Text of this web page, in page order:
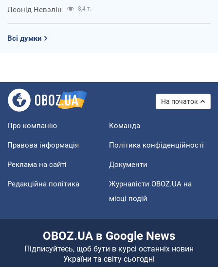
Леонід Невзлін 8,4 т.
Всі думки
На початок
Про компанію Команда
Правова інформація Політика конфіденційності
Реклама на сайті Документи
Редакційна політика
Журналісти OBOZ.UA на
місці подій
OBOZ.UA в Google News
Підписуйтесь, щоб бути в курсі останніх новин
України та світу сьогодні